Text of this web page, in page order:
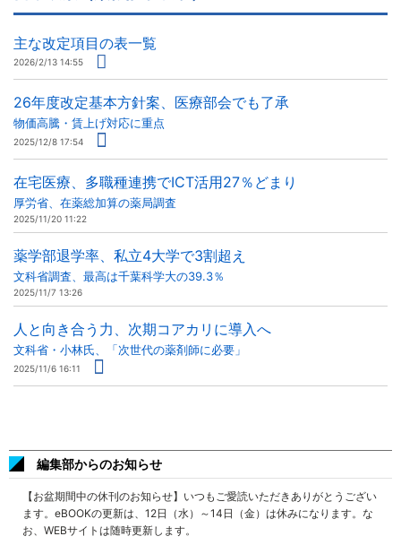
主な改定項目の表一覧
2026/2/13 14:55
26年度改定基本方針案、医療部会でも了承
物価高騰・賃上げ対応に重点
2025/12/8 17:54
在宅医療、多職種連携でICT活用27％どまり
厚労省、在薬総加算の薬局調査
2025/11/20 11:22
薬学部退学率、私立4大学で3割超え
文科省調査、最高は千葉科学大の39.3％
2025/11/7 13:26
人と向き合う力、次期コアカリに導入へ
文科省・小林氏、「次世代の薬剤師に必要」
2025/11/6 16:11
編集部からのお知らせ
【お盆期間中の休刊のお知らせ】いつもご愛読いただきありがとうござい
ます。eBOOKの更新は、12日（水）～14日（金）は休みになります。な
お、WEBサイトは随時更新します。